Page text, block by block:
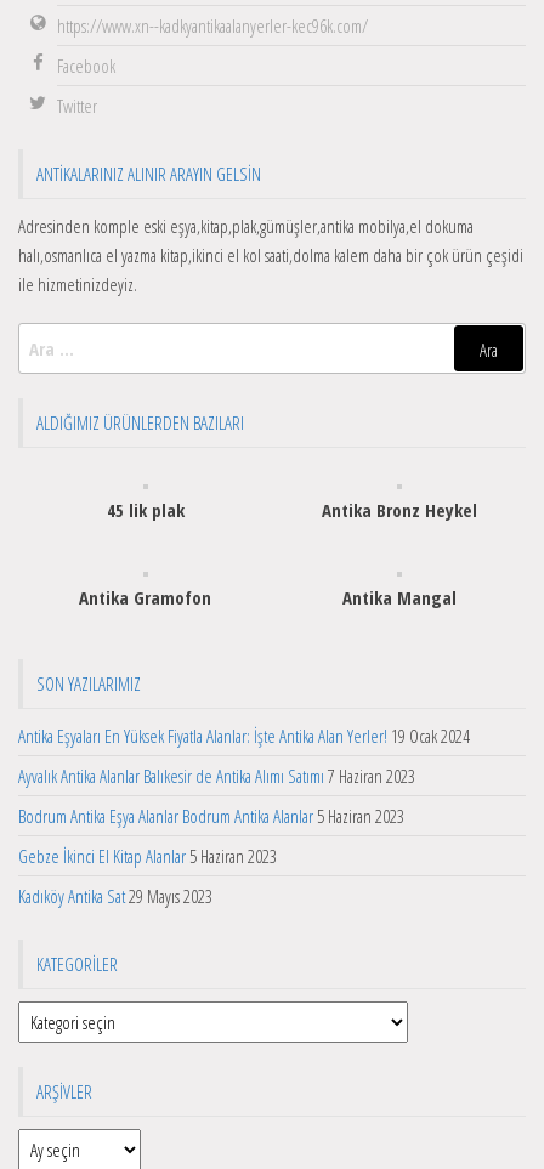
https://www.xn--kadkyantikaalanyerler-kec96k.com/
Facebook
Twitter
ANTIKALARINIZ ALINIR ARAYIN GELSIN
Adresinden komple eski eşya,kitap,plak,gümüşler,antika mobilya,el dokuma
halı,osmanlıca el yazma kitap,ikinci el kol saati,dolma kalem daha bir çok ürün çeşidi
ile hizmetinizdeyiz.
ALDIĞIMIZ ÜRÜNLERDEN BAZILARI
45 lik plak Antika Bronz Heykel
Antika Gramofon Antika Mangal
SON YAZILARIMIZ
Antika Eşyaları En Yüksek Fiyatla Alanlar: İşte Antika Alan Yerler! 19 Ocak 2024
Ayvalık Antika Alanlar Balıkesir de Antika Alımı Satımı 7 Haziran 2023
Bodrum Antika Eşya Alanlar Bodrum Antika Alanlar 5 Haziran 2023
Gebze İkinci El Kitap Alanlar 5 Haziran 2023
Kadıköy Antika Sat29 Mayıs 2023
KATEGORILER
Kategoriler
ARŞIVLER
Arşivler